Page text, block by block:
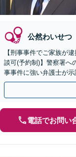
公然わいせつ
【刑事事件でご家族が
談可(予約制)】警察署へ
事事件に強い弁護士が
トします。【加害者側
電話でお問い